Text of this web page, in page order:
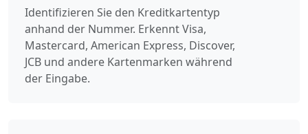
Identifizieren Sie den Kreditkartentyp
anhand der Nummer. Erkennt Visa,
Mastercard, American Express, Discover,
JCB und andere Kartenmarken während
der Eingabe.